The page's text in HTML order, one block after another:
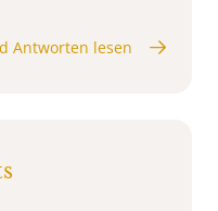
Antworten lesen